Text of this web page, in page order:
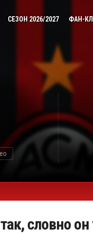
СЕЗОН 2026/2027 ФАН-
словно он